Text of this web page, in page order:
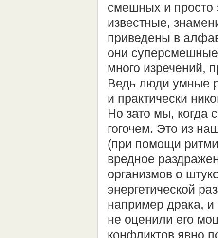
смешных и просто
известные,
приведены в
они
много изречений,
Ведь люди умные
и практически
Но зато мы, когда
гогочем. Это из
(при помощи
вредное
организмов о
энергетической
например драка,
не оценили его
конфликтов явно